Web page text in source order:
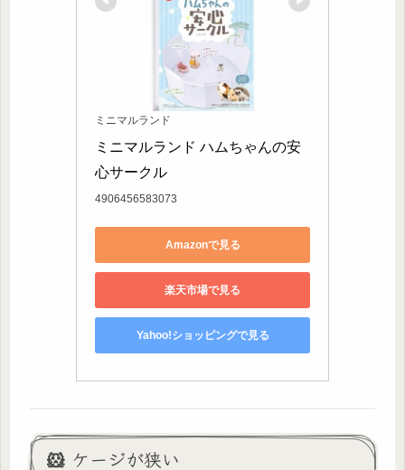
ミニマルランド
ミニマルランド ハムちゃんの安
心サークル
4906456583073
Amazonで見る
楽天市場で見る
Yahoo!ショッピングで見る
🐹 ケージが狭い